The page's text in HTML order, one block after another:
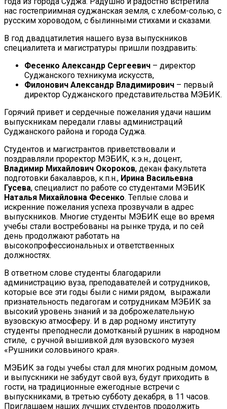
нас гостеприимная суджанская земля, с хлебом-солью, с
русским хороводом, с былинными стихами и сказами.
В год двадцатилетия нашего вуза выпускников
специалитета и магистратуры пришли поздравить:
Фесенко Александр Сергеевич – директор
Суджанского техникума искусств,
Филонович Александр Владимирович – первый
директор Суджанского представительства МЭБИК.
Горячий привет и сердечные пожелания удачи нашим
выпускникам передали главы администраций
Суджанского района и города Суджа.
Студентов и магистрантов приветствовали и
поздравляли проректор МЭБИК, к.э.н., доцент,
Владимир Михайлович Окороков, декан факультета
подготовки бакалавров, к.п.н., Ирина Васильевна
Гусева, специалист по работе со студентами МЭБИК
Наталья Михайловна Фесенко. Теплые слова и
искренние пожелания успеха прозвучали в адрес
выпускников. Многие студенты МЭБИК еще во время
учебы стали востребованы на рынке труда, и по сей
день продолжают работать на
высокопрофессиональных и ответственных
должностях.
В ответном слове студенты благодарили
администрацию вуза, преподавателей и сотрудников,
которые все эти годы были с ними рядом, выражали
признательность педагогам и сотрудникам МЭБИК за
высокий уровень знаний и за доброжелательную
вузовскую атмосферу. И в дар родному институту
студенты преподнесли домотканый рушник в народном
стиле, с ручной вышивкой для вузовского музея
«Рушники соловьиного края».
МЭБИК за годы учебы стал для многих родным домом,
и выпускники не забудут свой вуз, будут приходить в
гости, на традиционные ежегодные встречи с
выпускниками, в третью субботу декабря, в 11 часов.
Приглашаем наших лучших студентов продолжить